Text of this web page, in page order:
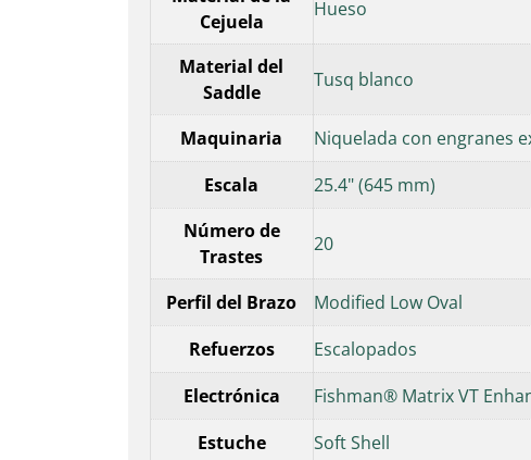
Cejuela
Hueso
Material del
Saddle
Tusq blanco
Maquinaria
Niquelada con engranes
Escala
25.4" (645 mm)
Número de
Trastes
20
Perfil del Brazo
Modified Low Oval
Refuerzos
Escalopados
Electrónica
Fishman® Matrix VT
Estuche
Soft Shell